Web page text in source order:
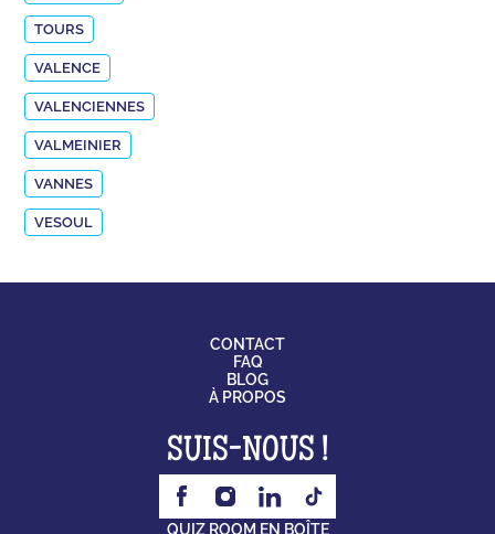
TOURS
VALENCE
VALENCIENNES
VALMEINIER
VANNES
VESOUL
CONTACT
FAQ
BLOG
À PROPOS
SUIS-NOUS !
QUIZ ROOM EN BOÎTE